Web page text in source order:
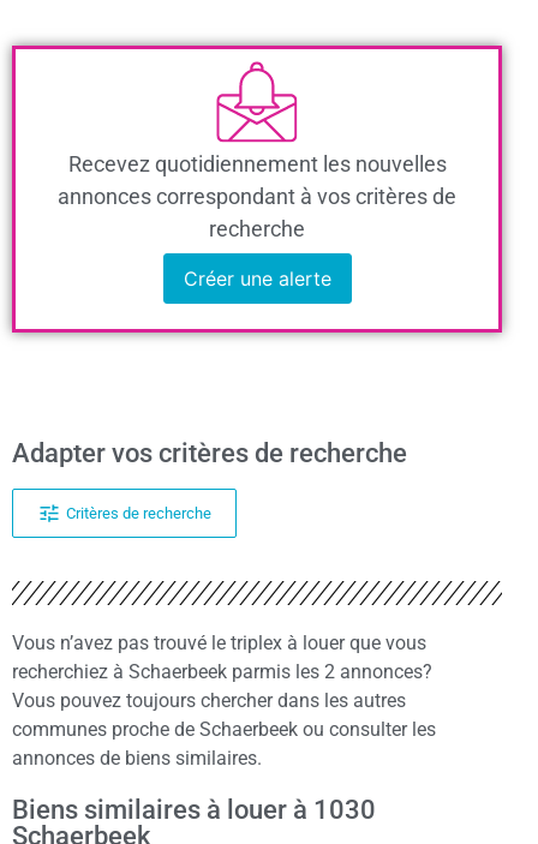
Recevez quotidiennement les nouvelles
annonces correspondant à vos critères de
recherche
Créer une alerte
Adapter vos critères de recherche
Critères de recherche
Vous n’avez pas trouvé le triplex à louer que vous
recherchiez à Schaerbeek parmis les 2 annonces?
Vous pouvez toujours chercher dans les autres
communes proche de Schaerbeek ou consulter les
annonces de biens similaires.
Biens similaires à louer à 1030
Schaerbeek